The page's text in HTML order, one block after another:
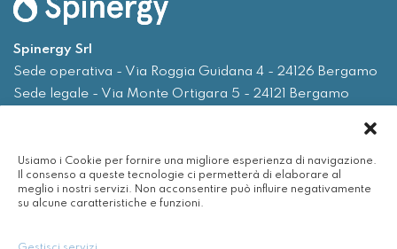
Usiamo i Cookie per fornire una migliore esperienza di navigazione.
Il consenso a queste tecnologie ci permetterà di elaborare al
meglio i nostri servizi. Non acconsentire può influire negativamente
su alcune caratteristiche e funzioni.
Spinergy Srl
Sede operativa - Via Roggia Guidana 4 - 24126 Bergamo
Sede legale - Via Monte Ortigara 5 - 24121 Bergamo
Email
info@spinergy.it
Servizi